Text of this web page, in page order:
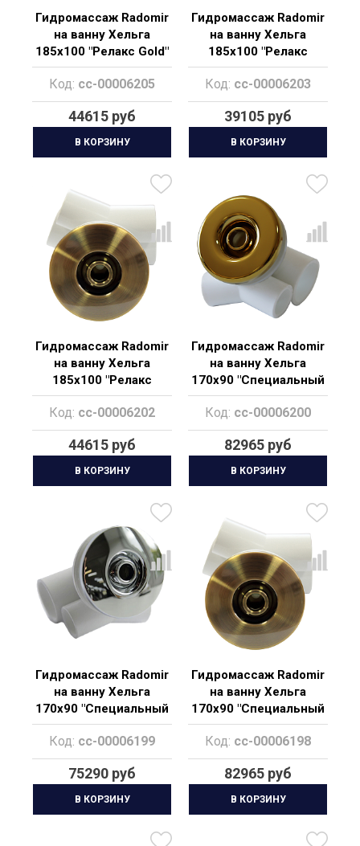
Гидромассаж Radomir
на ванну Хельга
185х100 "Релакс Gold"
Код: cc-00006205
44615 руб
В КОРЗИНУ
Гидромассаж Radomir
на ванну Хельга
185х100 "Релакс
Chrome"
Код: cc-00006203
39105 руб
В КОРЗИНУ
Гидромассаж Radomir
на ванну Хельга
185х100 "Релакс
Bronze"
Код: cc-00006202
44615 руб
В КОРЗИНУ
Гидромассаж Radomir
на ванну Хельга
170х90 "Специальный
Gold"
Код: cc-00006200
82965 руб
В КОРЗИНУ
Гидромассаж Radomir
на ванну Хельга
170х90 "Специальный
Chrome"
Код: cc-00006199
75290 руб
В КОРЗИНУ
Гидромассаж Radomir
на ванну Хельга
170х90 "Специальный
Bronze"
Код: cc-00006198
82965 руб
В КОРЗИНУ